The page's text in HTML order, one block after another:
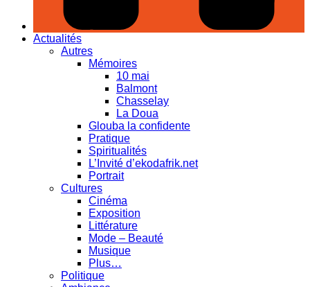
Actualités
Autres
Mémoires
10 mai
Balmont
Chasselay
La Doua
Glouba la confidente
Pratique
Spiritualités
L’Invité d’ekodafrik.net
Portrait
Cultures
Cinéma
Exposition
Littérature
Mode – Beauté
Musique
Plus…
Politique